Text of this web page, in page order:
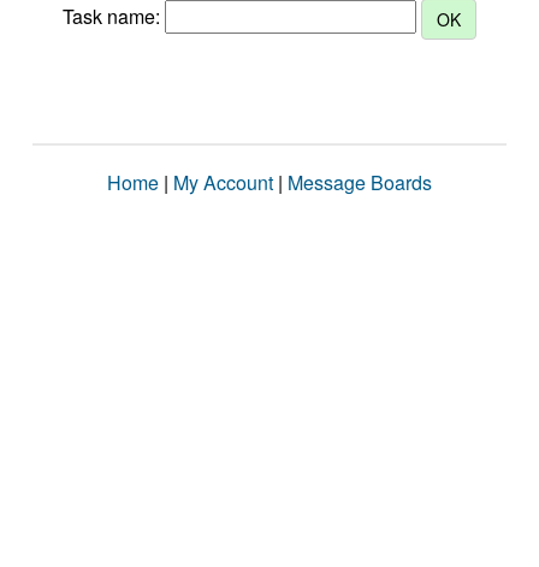
Task name:
Home | My Account | Message Boards